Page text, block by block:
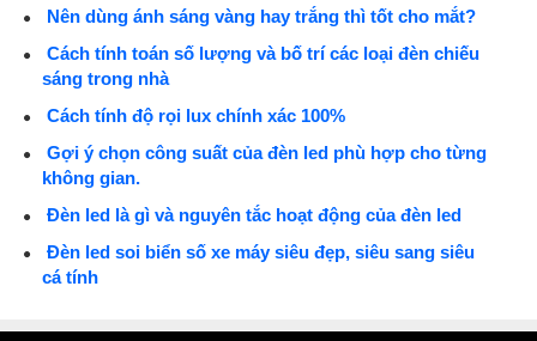
Nên dùng ánh sáng vàng hay trắng thì tốt cho mắt?
Cách tính toán số lượng và bố trí các loại đèn chiếu
sáng trong nhà
Cách tính độ rọi lux chính xác 100%
Gợi ý chọn công suất của đèn led phù hợp cho từng
không gian.
Đèn led là gì và nguyên tắc hoạt động của đèn led
Đèn led soi biển số xe máy siêu đẹp, siêu sang siêu
cá tính